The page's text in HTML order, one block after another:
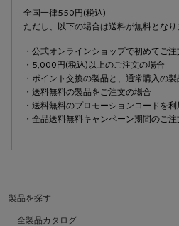
全国一律550円(税込)
ただし、以下の場合は送料が無料となり
・公式オンラインショップで初めてご
・5,000円(税込)以上のご注文の場合
・ポイント交換の製品と、通常購入の
・送料無料の製品をご注文の場合
・送料無料のプロモーションコードを
・全品送料無料キャンペーン期間のご注
製品を探す
全製品カタログ